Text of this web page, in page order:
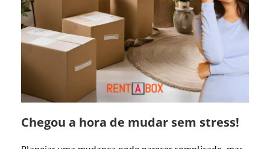
Chegou a hora de mudar sem stress!